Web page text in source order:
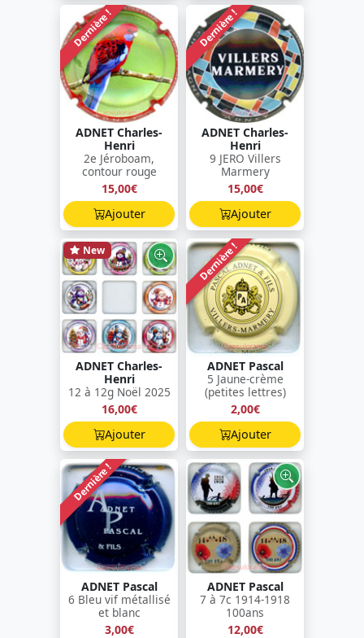
Dernière !
ADNET Charles-
Henri
2e Jéroboam,
contour rouge
15,00€
Ajouter
Dernière !
ADNET Charles-
Henri
9 JERO Villers
Marmery
15,00€
Ajouter
New
ADNET Charles-
Henri
12 à 12g Noël 2025
16,00€
Ajouter
Dernière !
ADNET Pascal
5 Jaune-crème
(petites lettres)
2,00€
Ajouter
Dernière !
ADNET Pascal
6 Bleu vif métallisé
et blanc
3,00€
ADNET Pascal
7 à 7c 1914-1918
100ans
12,00€